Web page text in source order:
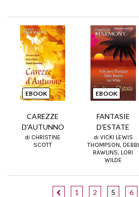
EBOOK
CAREZZE
D'AUTUNNO
di CHRISTINE
SCOTT
EBOOK
FANTASIE
D'ESTATE
di VICKI LEWIS
THOMPSON, DEBBI
RAWLINS, LORI
WILDE
1 2 5 6